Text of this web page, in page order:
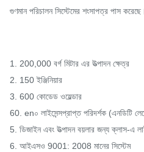
গুণমান পরিচালন সিস্টেমের শংসাপত্র পাস করেছে।
1. 200,000 বর্গ মিটার এর উত্পাদন ক্ষেত্র
2. 150 ইঞ্জিনিয়ার
3. 600 কোডেড ওয়েল্ডার
60. en০ লাইসেন্সপ্রাপ্ত পরিদর্শক (এনডিটি
5. ডিজাইন এবং উত্পাদন বয়লার জন্য ক্লাস-এ
6. আইএসও 9001: 2008 মানের সিস্টেম